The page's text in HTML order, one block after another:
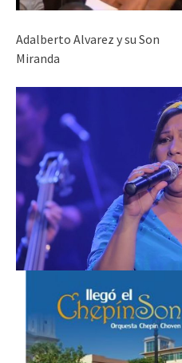
Adalberto Alvarez y su
Miranda